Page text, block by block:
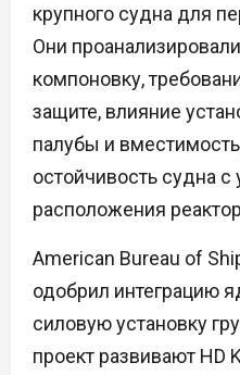
крупного судна для
Они
компоновку,
защите, влияние
палубы и
остойчивость судна с
расположения
American Bureau of
одобрил интеграцию
силовую установку
проект развивают HD